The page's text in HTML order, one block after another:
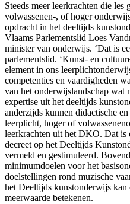
Steeds meer leerkrachten die les
volwassenen-, of hoger
opdracht in het deeltijds
Vlaams Parlementslid Loes
minister van onderwijs. ‘Dat is
parlementslid. ‘Kunst- en
element in ons
competenties en vaardigheden
van het onderwijslandschap wat
expertise uit het deeltijds
anderzijds kunnen didactische
leerplicht, hoger of
leerkrachten uit het DKO. Dat is
decreet op het Deeltijds
vermeld en gestimuleerd.
minimumdoelen voor het
doelstellingen rond muzische
het Deeltijds kunstonderwijs kan
meerwaarde betekenen.